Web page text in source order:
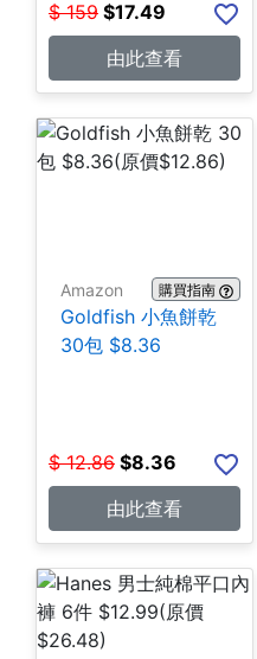
$ 159 $17.49
由此查看
Amazon 購買指南
Goldfish 小魚餅乾
30包 $8.36
$ 12.86 $8.36
由此查看